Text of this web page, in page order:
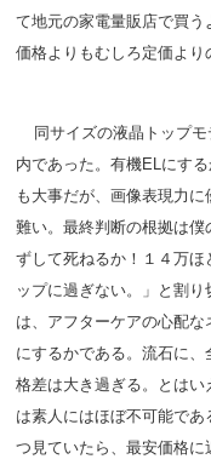
て地元の家電量販店で買
価格よりもむしろ定価より
同サイズの液晶トップ
内であった。有機ELにす
も大事だが、画像表現力
難い。最終判断の根拠は
ずして死ねるか！１４万
ップに過ぎない。」と割
は、アフターケアの心配
にするかである。流石に
格差は大き過ぎる。とは
は素人にはほぼ不可能で
つ見ていたら、最安価格